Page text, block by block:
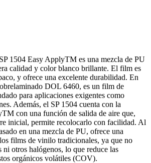
1504 Easy ApplyTM es una mezcla de PU
calidad y color blanco brillante. El film es
y ofrece una excelente durabilidad. En
DOL 6460, es un film de
para aplicaciones exigentes como
Además, el SP 1504 cuenta con la
con una función de salida de aire que,
inicial, permite recolocarlo con facilidad. Al
en una mezcla de PU, ofrece una
films de vinilo tradicionales, ya que no
otros halógenos, lo que reduce las
orgánicos volátiles (COV).